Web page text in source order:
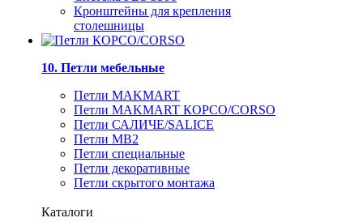
Кронштейны для крепления
столешницы
10. Петли мебельные
Петли MAKMART
Петли MAKMART КОРСО/CORSO
Петли САЛИЧЕ/SALICE
Петли MB2
Петли специальные
Петли декоративные
Петли скрытого монтажа
Каталоги